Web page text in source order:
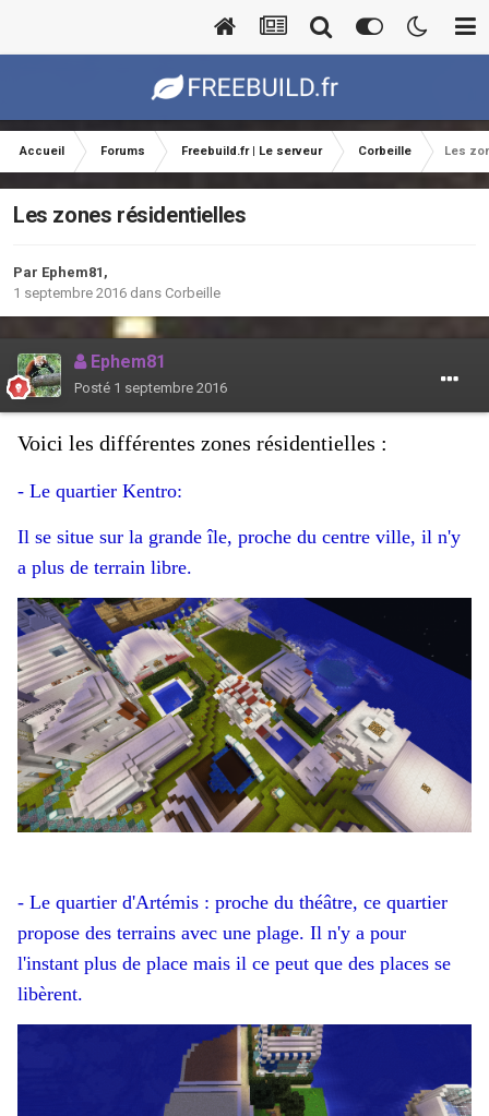
Accueil Forums Freebuild.fr | Le serveur Corbeille Les
Les zones résidentielles
Par Ephem81 ,
1 septembre 2016 dans Corbeille
Ephem81
Posté 1 septembre 2016
Voici les différentes zones résidentielles :
- Le quartier Kentro:
Il se situe sur la grande île, proche du centre ville, il n'y
a plus de terrain libre.
- Le quartier d'Artémis : proche du théâtre, ce quartier
propose des terrains avec une plage. Il n'y a pour
l'instant plus de place mais il ce peut que des places se
libèrent.